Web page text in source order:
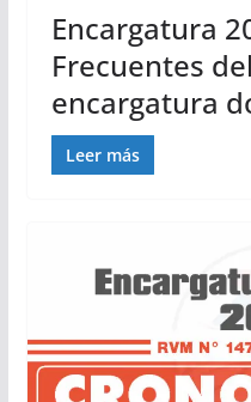
Encargatura
Frecuentes
encargatura
Leer más